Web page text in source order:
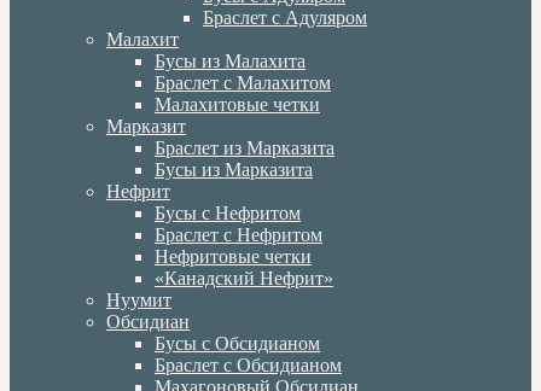
Браслет с Адуляром
Малахит
Бусы из Малахита
Браслет с Малахитом
Малахитовые четки
Марказит
Браслет из Марказита
Бусы из Марказита
Нефрит
Бусы с Нефритом
Браслет с Нефритом
Нефритовые четки
«Канадский Нефрит»
Нуумит
Обсидиан
Бусы с Обсидианом
Браслет с Обсидианом
Махагоновый Обсидиан